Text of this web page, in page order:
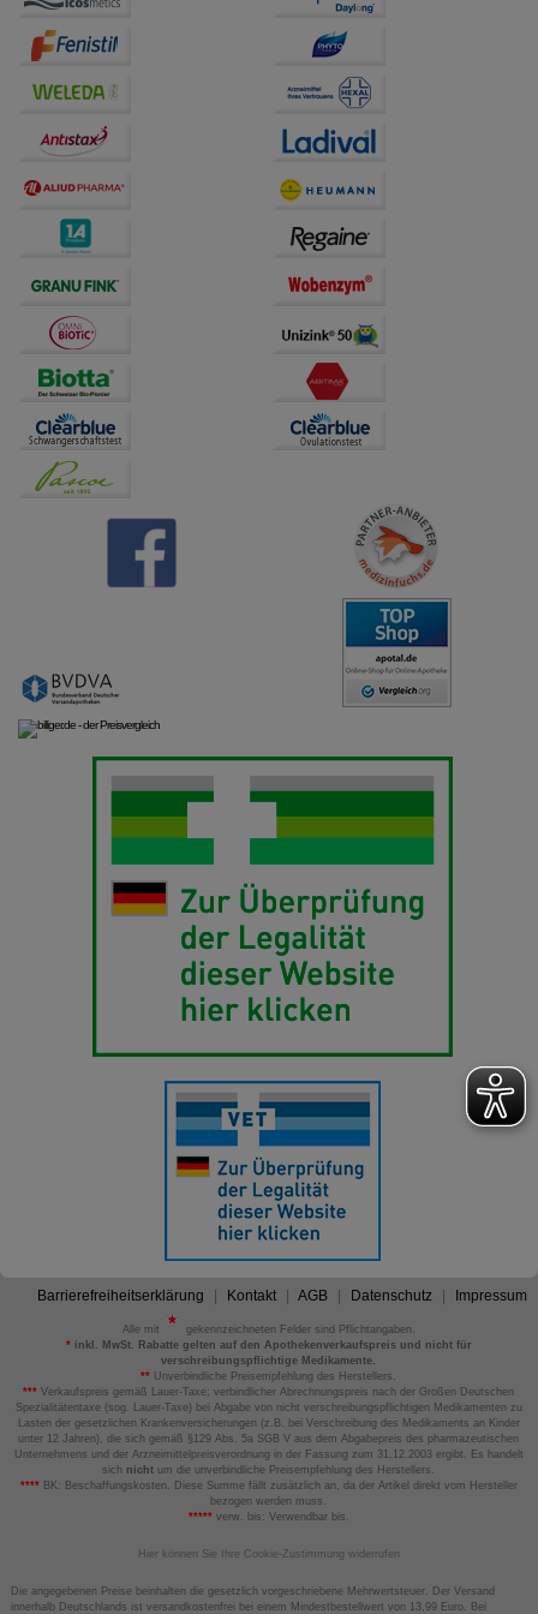
auf unserer Website aber auch die Werbung auf
Drittseiten möglichst relevant für Sie zu gestalten.
Bitte beachten Sie, dass Daten hierfür teilweise an
Dritte wie z.B. Google oder soziale Medien
übertragen werden.
Barrierefreiheitserklärung Kontakt AGB Datenschutz Impressum
Alle mit
gekennzeichneten Felder sind Pflichtangaben.
*inkl. MwSt. Rabatte gelten auf den Apothekenverkaufspreis und nicht für
verschreibungspflichtige Medikamente.
** Unverbindliche Preisempfehlung des Herstellers.
*** Verkaufspreis gemäß Lauer-Taxe; verbindlicher Abrechnungspreis nach der Großen Deutschen
Spezialitätentaxe (sog. Lauer-Taxe) bei Abgabe von nicht verschreibungspflichtigen Medikamenten zu
Lasten der gesetzlichen Krankenversicherungen (z.B. bei Verschreibung des Medikaments an Kinder
unter 12 Jahren), die sich gemäß §129 Abs. 5a SGB V aus dem Abgabepreis des pharmazeutischen
Unternehmens und der Arzneimittelpreisverordnung in der Fassung zum 31.12.2003 ergibt. Es handelt
sich nicht um die unverbindliche Preisempfehlung des Herstellers.
****BK: Beschaffungskosten. Diese Summe fällt zusätzlich an, da der Artikel direkt vom Hersteller
bezogen werden muss.
*****verw. bis: Verwendbar bis.
Hier können Sie Ihre Cookie-Zustimmung widerrufen
Die angegebenen Preise beinhalten die gesetzlich vorgeschriebene Mehrwertsteuer. Der Versand
innerhalb Deutschlands ist versandkostenfrei bei einem Mindestbestellwert von 13,99 Euro. Bei